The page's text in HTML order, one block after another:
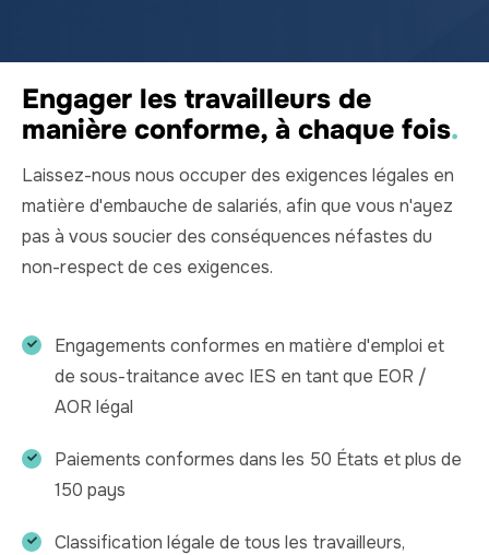
Engager les travailleurs de
manière conforme, à chaque fois.
Laissez-nous nous occuper des exigences légales en
matière d'embauche de salariés, afin que vous n'ayez
pas à vous soucier des conséquences néfastes du
non-respect de ces exigences.
Engagements conformes en matière d'emploi et
de sous-traitance avec IES en tant que EOR /
AOR légal
Paiements conformes dans les 50 États et plus de
150 pays
Classification légale de tous les travailleurs,